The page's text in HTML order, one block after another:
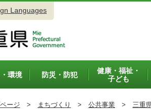
Languages
環境 防災・防犯
健康・福祉・
子ども
ージ > まちづくり > 公共事業 > 三重